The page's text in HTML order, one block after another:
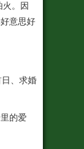
火。因
意思好
、求婚
的爱